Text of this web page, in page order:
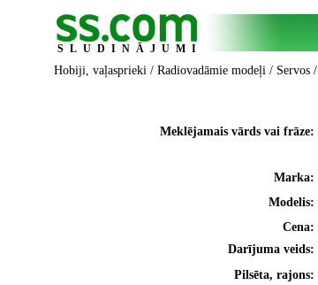
SLUDINĀJUMI
Hobiji, vaļasprieki / Radiovadāmie modeļi / Servos /
Meklējamais vārds vai frāze:
Marka:
Modelis:
Cena:
Darījuma veids:
Pilsēta, rajons: